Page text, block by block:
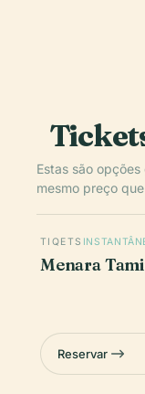
Estas são
mesmo preço
TIQETS
Menara
Reservar